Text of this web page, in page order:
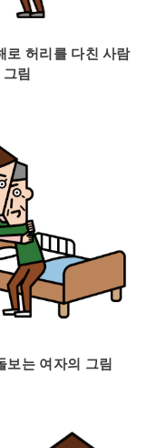
로 허리를 다친 사람
림
보는 여자의 그림